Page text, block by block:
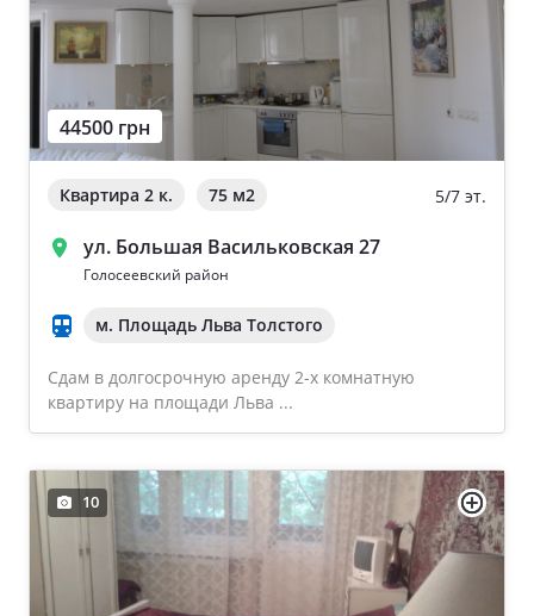
44500 грн
Квартира 2 к. 75 м2 5/7 эт.
ул. Большая Васильковская 27
Голосеевский район
м. Площадь Льва Толстого
Сдам в долгосрочную аренду 2-х комнатную
квартиру на площади Льва ...
10